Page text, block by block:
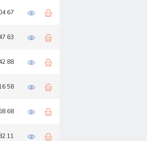
67
63
88
58
68
11